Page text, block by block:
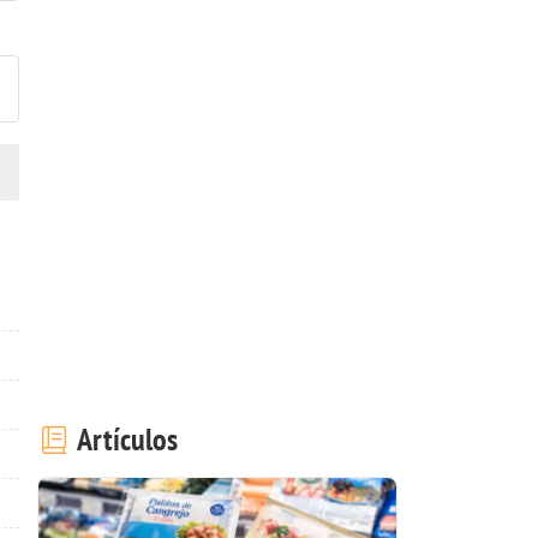
la foto de esta receta
Artículos